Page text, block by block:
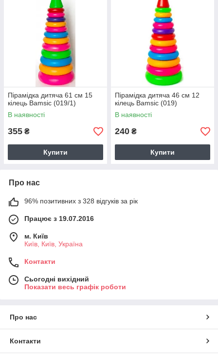
Пірамідка дитяча 61 см 15
кілець Bamsic (019/1)
В наявності
355 ₴
Купити
Пірамідка дитяча 46 см 12
кілець Bamsic (019)
В наявності
240 ₴
Купити
Про нас
96% позитивних з 328 відгуків за рік
Працює з 19.07.2016
м. Київ
Київ, Київ, Україна
Контакти
Сьогодні вихідний
Показати весь графік роботи
Про нас
Контакти